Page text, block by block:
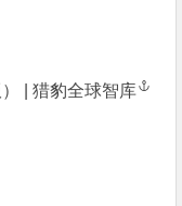
| 猎豹全球智库